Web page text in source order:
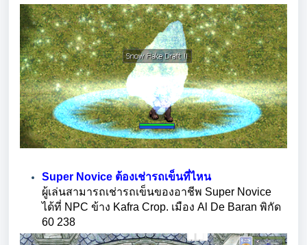
Super Novice ต้องเช่ารถเข็นที่ไหน
ผู้เล่นสามารถเช่ารถเข็นของอาชีพ Super Novice
ได้ที่ NPC ข้าง Kafra Crop. เมือง Al De Baran พิกัด
60 238